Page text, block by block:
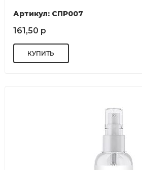
Артикул: СПР007
161,50 р